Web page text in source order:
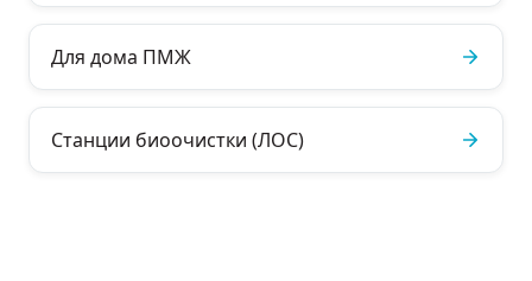
Для дома ПМЖ
Станции биоочистки (ЛОС)